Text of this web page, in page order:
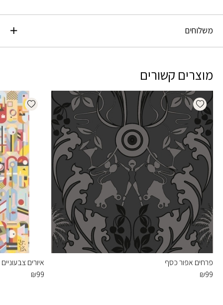
משלוחים
מוצרים קשורים
Add wishlist
פרחים אפור כסף
₪99
wishlist
איורים צבעוניים
₪99